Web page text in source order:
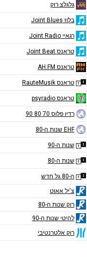
גלגלצ רוק
בלוז Joint Blues
רגאיי Joint Radio
טראנס Joint Beat
טראנס AH.FM
טראנס RauteMusik
טראנס psyradio
רדיו פלוס 70 80 90
EHF שנות ה-80
שנות ה-90
שנות ה-80
ה-80 גל חדש
צ'יל אאוט
רוק שנות ה-80
להיטי שנות ה-90
רוק אלטרנטיבי